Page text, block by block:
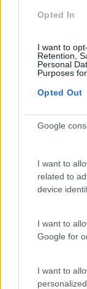
Opted In
I want to
Retention,
Personal
Purposes
Opted Out
Google
I want to
related to
device
I want to
Google for
I want to
Entrevista
Expo RH
Inglês
Keep In Mind
Liderança
Perspetivas
PORTO RH